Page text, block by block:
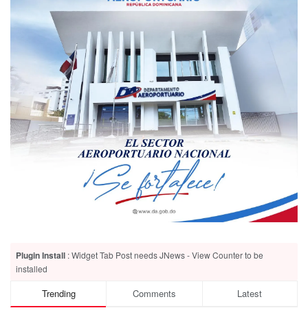
Plugin Install : Widget Tab Post needs JNews - View Counter to be
installed
Trending Comments Latest